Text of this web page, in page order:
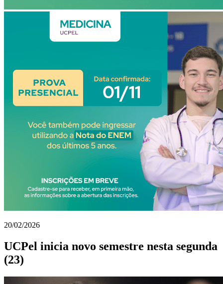
20/02/2026
UCPel inicia novo semestre nesta segunda
(23)